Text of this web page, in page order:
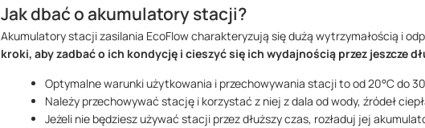
Jak dbać o akumulatory stacji?
Akumulatory stacji zasilania EcoFlow charakteryzują się dużą wytrzymałością i
kroki, aby zadbać o ich kondycję i cieszyć się ich wydajnością przez jeszcze
Optymalne warunki użytkowania i przechowywania stacji to od 20°C do
Należy przechowywać stację i korzystać z niej z dala od wody, źródeł
Jeżeli nie będziesz używać stacji przez dłuższy czas, rozładuj jej